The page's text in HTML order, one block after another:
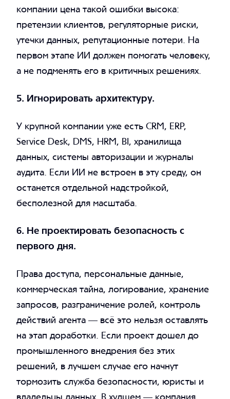
компании цена такой ошибки высока:
претензии клиентов, регуляторные риски,
утечки данных, репутационные потери. На
первом этапе ИИ должен помогать человеку,
а не подменять его в критичных решениях.
5. Игнорировать архитектуру.
У крупной компании уже есть CRM, ERP,
Service Desk, DMS, HRM, BI, хранилища
данных, системы авторизации и журналы
аудита. Если ИИ не встроен в эту среду, он
останется отдельной надстройкой,
бесполезной для масштаба.
6. Не проектировать безопасность с
первого дня.
Права доступа, персональные данные,
коммерческая тайна, логирование, хранение
запросов, разграничение ролей, контроль
действий агента — всё это нельзя оставлять
на этап доработки. Если проект дошел до
промышленного внедрения без этих
решений, в лучшем случае его начнут
тормозить служба безопасности, юристы и
владельцы данных. В худшем — компания